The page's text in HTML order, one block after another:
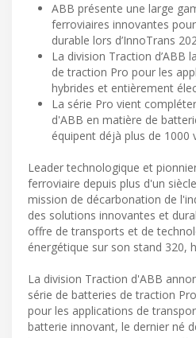
ABB présente une large
ferroviaires innovantes
durable lors d’InnoTrans
La division Traction d’ABB
de traction Pro pour les
hybrides et entièrement
La série Pro vient
d'ABB en matière de
équipent déjà plus de 1000
Leader technologique et
ferroviaire depuis plus d'un
mission de décarbonation de
des solutions innovantes et
offre de transports et de
énergétique sur son stand 320,
La division Traction d'ABB
série de batteries de traction
pour les applications de
batterie innovant, le dernier né